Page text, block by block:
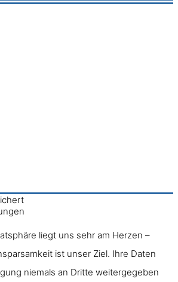
liegt uns sehr am Herzen –
ist unser Ziel. Ihre Daten
niemals an Dritte weitergegeben